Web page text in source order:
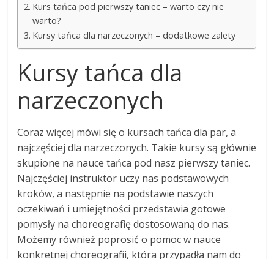
Kurs tańca pod pierwszy taniec – warto czy nie
warto?
Kursy tańca dla narzeczonych – dodatkowe zalety
Kursy tańca dla
narzeczonych
Coraz więcej mówi się o kursach tańca dla par, a
najczęściej dla narzeczonych. Takie kursy są głównie
skupione na nauce tańca pod nasz pierwszy taniec.
Najczęściej instruktor uczy nas podstawowych
kroków, a następnie na podstawie naszych
oczekiwań i umiejętności przedstawia gotowe
pomysły na choreografię dostosowaną do nas.
Możemy również poprosić o pomoc w nauce
konkretnej choreografii, która przypadła nam do